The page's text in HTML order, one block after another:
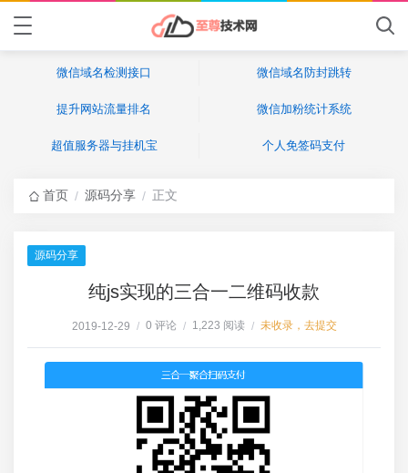
微信域名检测接口 微信域名防封跳转
提升网站流量排名 微信加粉统计系统
超值服务器与挂机宝 个人免签码支付
首页 / 源码分享 / 正文
源码分享
纯js实现的三合一二维码收款
2019-12-29 / 0 评论 / 1,223 阅读 / 未收录，去提交